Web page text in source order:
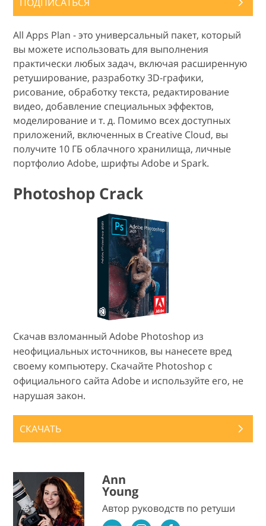
All Apps Plan - это универсальный пакет, который
вы можете использовать для выполнения
практически любых задач, включая расширенную
ретуширование, разработку 3D-графики,
рисование, обработку текста, редактирование
видео, добавление специальных эффектов,
моделирование и т. д. Помимо всех доступных
приложений, включенных в Creative Cloud, вы
получите 10 ГБ облачного хранилища, личные
портфолио Adobe, шрифты Adobe и Spark.
Photoshop Crack
Скачав взломанный Adobe Photoshop из
неофициальных источников, вы нанесете вред
своему компьютеру. Скачайте Photoshop с
официального сайта Adobe и используйте его, не
нарушая закон.
СКАЧАТЬ
Ann
Young
Автор руководств по ретуши